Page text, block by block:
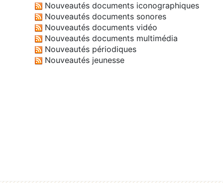
Nouveautés documents iconographiques
Nouveautés documents sonores
Nouveautés documents vidéo
Nouveautés documents multimédia
Nouveautés périodiques
Nouveautés jeunesse